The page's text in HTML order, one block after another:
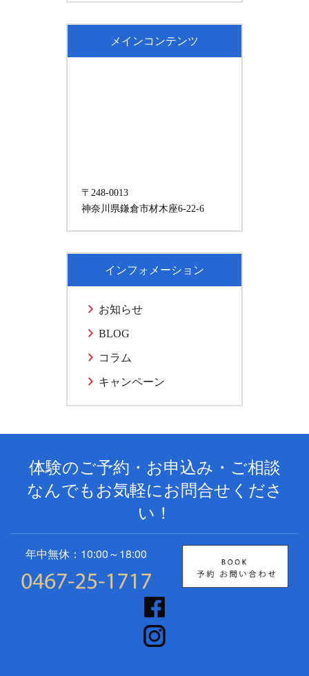
メインコンテンツ
〒248-0013
神奈川県鎌倉市材木座6-22-6
インフォメーション
お知らせ
BLOG
コラム
キャンペーン
体験のご予約・お申込み・ご相談
なんでもお気軽にお問合せくださ
い！
年中無休：10:00～18:00